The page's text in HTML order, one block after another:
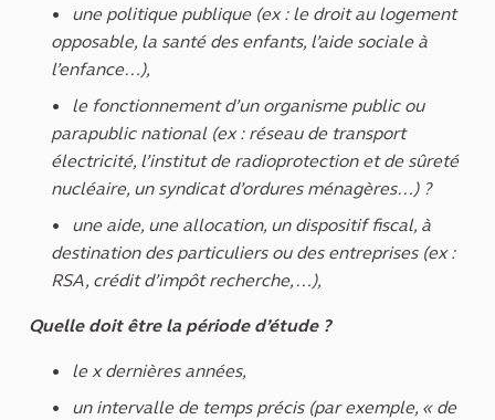
une politique publique (ex : le droit au logement
opposable, la santé des enfants, l’aide sociale à
l’enfance…),
le fonctionnement d’un organisme public ou
parapublic national (ex : réseau de transport
électricité, l’institut de radioprotection et de sûreté
nucléaire, un syndicat d’ordures ménagères…) ?
une aide, une allocation, un dispositif fiscal, à
destination des particuliers ou des entreprises (ex :
RSA, crédit d’impôt recherche,…),
Quelle doit être la période d’étude ?
le x dernières années,
un intervalle de temps précis (par exemple, « de